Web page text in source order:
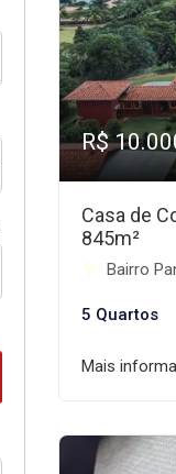
R$
Casa de
845m²
Bairro
5 Quartos
Mais